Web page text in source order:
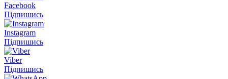
Facebook
Підпишись
Instagram
Підпишись
Viber
Підпишись